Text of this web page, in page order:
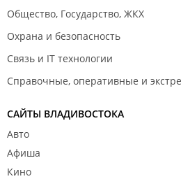
Общество, Государство, ЖКХ
Охрана и безопасность
Связь и IT технологии
Справочные, оперативные и
САЙТЫ ВЛАДИВОСТОКА
Авто
Афиша
Кино